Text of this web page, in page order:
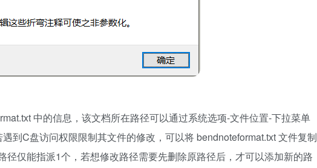
中的信息，该文档所在路径可以通过系统选项-文件位置-下拉菜单
到C盘访问权限限制其文件的修改，可以将 bendnoteformat.txt 文件复制
径仅能指派1个，若想修改路径需要先删除原路径后，才可以添加新的路